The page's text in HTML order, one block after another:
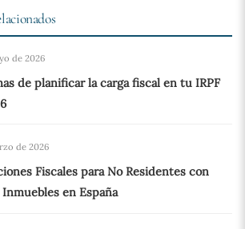
de 2026
de planificar la carga fiscal en tu IRPF
de 2026
Fiscales para No Residentes con
en España